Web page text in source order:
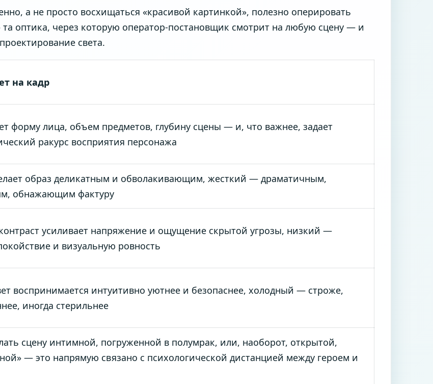
а не просто восхищаться «красивой картинкой», полезно оперировать
оптика, через которую оператор-постановщик смотрит на любую сцену — и
света.
на кадр
форму лица, объем предметов, глубину сцены — и, что важнее, задает
ракурс восприятия персонажа
образ деликатным и обволакивающим, жесткий — драматичным,
обнажающим фактуру
усиливает напряжение и ощущение скрытой угрозы, низкий —
и визуальную ровность
воспринимается интуитивно уютнее и безопаснее, холодный — строже,
иногда стерильнее
сцену интимной, погруженной в полумрак, или, наоборот, открытой,
— это напрямую связано с психологической дистанцией между героем и